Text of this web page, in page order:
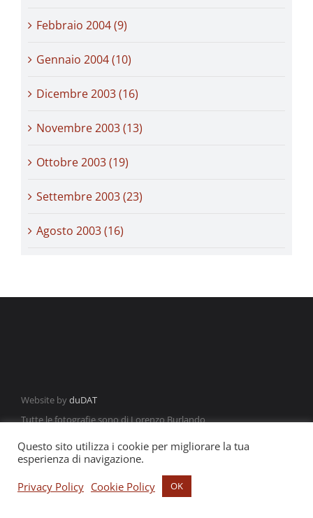
Febbraio 2004 (9)
Gennaio 2004 (10)
Dicembre 2003 (16)
Novembre 2003 (13)
Ottobre 2003 (19)
Settembre 2003 (23)
Agosto 2003 (16)
Website byduDAT
Tutte le fotografie sono di Lorenzo Burlando
©2021 Francesco Locane | P.IVA: 03639401201
Questo sito utilizza i cookie per migliorare la tua
esperienza di navigazione.
Privacy Policy Cookie Policy OK